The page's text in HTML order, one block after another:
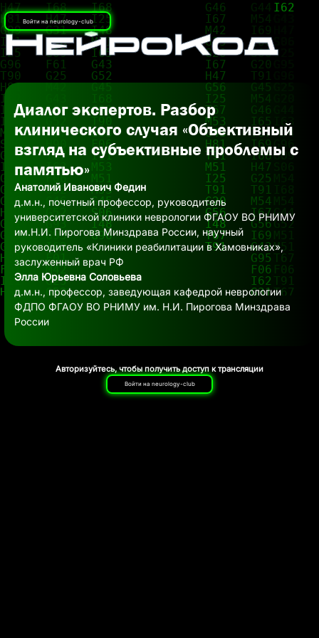
Войти на neurology-club
Диалог экспертов. Разбор
клинического случая «Объективный
взгляд на субъективные проблемы с
памятью»
Анатолий Иванович Федин
д.м.н., почетный профессор, руководитель
университетской клиники неврологии ФГАОУ ВО РНИМУ
им.Н.И. Пирогова Минздрава России, научный
руководитель «Клиники реабилитации в Хамовниках»,
заслуженный врач РФ
Элла Юрьевна Соловьева
д.м.н., профессор, заведующая кафедрой неврологии
ФДПО ФГАОУ ВО РНИМУ им. Н.И. Пирогова Минздрава
России
Авторизуйтесь, чтобы получить доступ к трансляции
Войти на neurology-club